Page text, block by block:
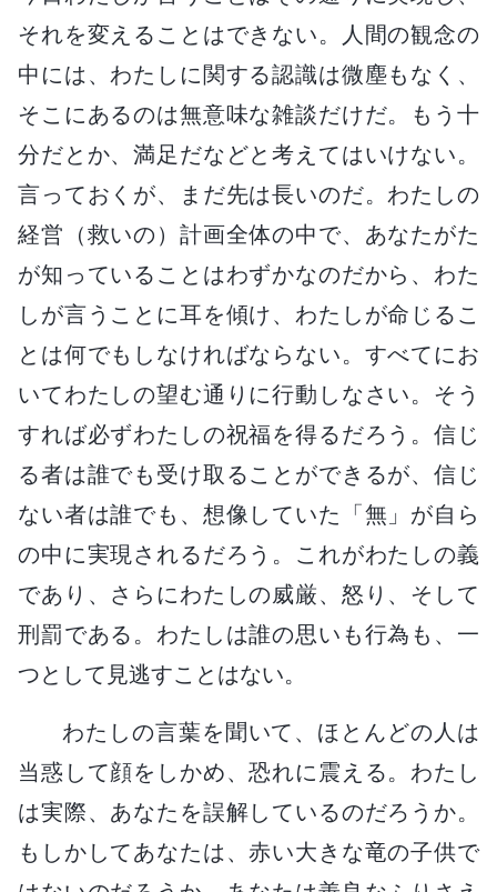
それを変えることはできない。人間の観念の
中には、わたしに関する認識は微塵もなく、
そこにあるのは無意味な雑談だけだ。もう十
分だとか、満足だなどと考えてはいけない。
言っておくが、まだ先は長いのだ。わたしの
経営（救いの）計画全体の中で、あなたがた
が知っていることはわずかなのだから、わた
しが言うことに耳を傾け、わたしが命じるこ
とは何でもしなければならない。すべてにお
いてわたしの望む通りに行動しなさい。そう
すれば必ずわたしの祝福を得るだろう。信じ
る者は誰でも受け取ることができるが、信じ
ない者は誰でも、想像していた「無」が自ら
の中に実現されるだろう。これがわたしの義
であり、さらにわたしの威厳、怒り、そして
刑罰である。わたしは誰の思いも行為も、一
つとして見逃すことはない。
わたしの言葉を聞いて、ほとんどの人は
当惑して顔をしかめ、恐れに震える。わたし
は実際、あなたを誤解しているのだろうか。
もしかしてあなたは、赤い大きな竜の子供で